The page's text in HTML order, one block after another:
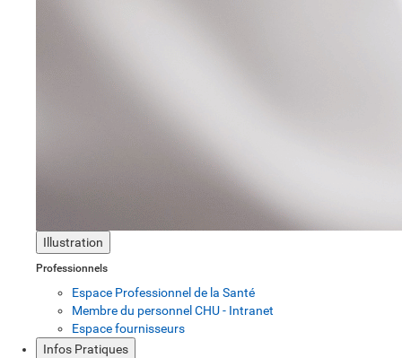
Illustration
Professionnels
Espace Professionnel de la Santé
Membre du personnel CHU - Intranet
Espace fournisseurs
Infos Pratiques